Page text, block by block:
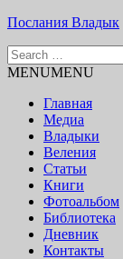
Skip
content
Послания Владык
Основу сайта
Search
for:
MENUMENU
Главная
Медиа
Владыки
Веления
Статьи
Книги
Фотоальбом
Библиотека
Дневник
Контакты